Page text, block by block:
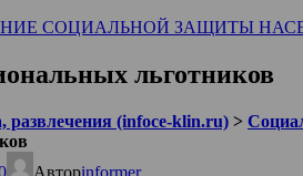
СОЦИАЛЬНОЙ ЗАЩИТЫ
льготников
развлечения (infoce-klin.ru) >
Авторinformer